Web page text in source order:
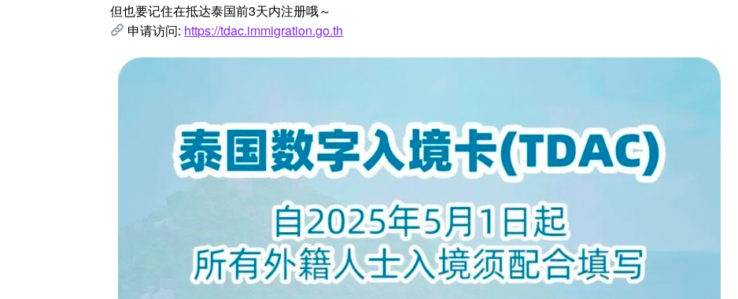
但也要记住在抵达泰国前3天内注册哦～
申请访问: https://tdac.immigration.go.th